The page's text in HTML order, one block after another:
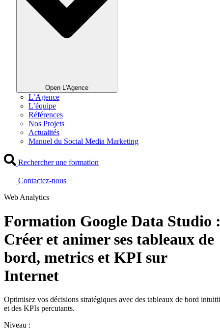
Open L'Agence
L’Agence
L’équipe
Références
Nos Projets
Actualités
Manuel du Social Media Marketing
Rechercher une formation
Contactez-nous
Web Analytics
Formation Google Data Studio
Créer et animer ses tableaux de
bord, metrics et KPI sur
Internet
Optimisez vos décisions stratégiques avec des tableaux de bord
et des KPIs percutants.
Niveau :